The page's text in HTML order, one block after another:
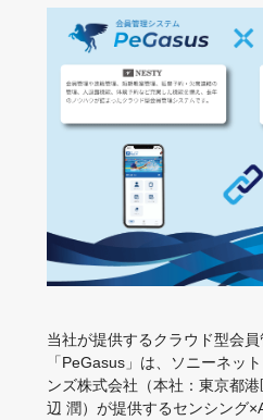
当社が提供するクラウド型会
「PeGasus」は、ソニーネッ
ンズ株式会社（本社：東京都
辺 潤）が提供するセンシング